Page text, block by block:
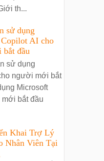
th...
sử dụng
AI cho
đầu
sử dụng
người mới bắt
Microsoft
bắt đầu
Khai Trợ Lý
Nhân Viên Tại